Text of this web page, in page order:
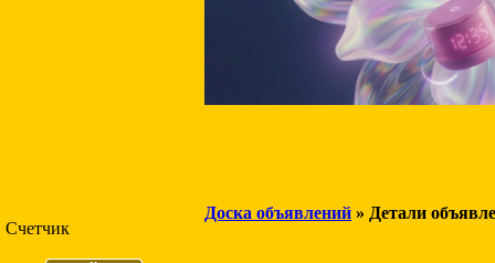
Счетчик
Доска объявлений » Детали